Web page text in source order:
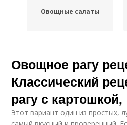
Овощные салаты
Вкусные салаты
Салат из разных
Овощное рагу
Классический
рагу с
Этот вариант один из простых,